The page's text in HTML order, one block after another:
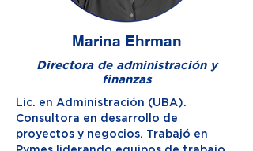
Marina Ehrman
Directora de administración y
finanzas
Lic. en Administración (UBA).
Consultora en desarrollo de
proyectos y negocios. Trabajó en